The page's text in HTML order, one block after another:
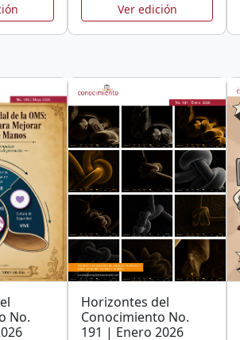
Ver edición
No.
Horizontes del
Conocimiento No.
191 | Enero 2026